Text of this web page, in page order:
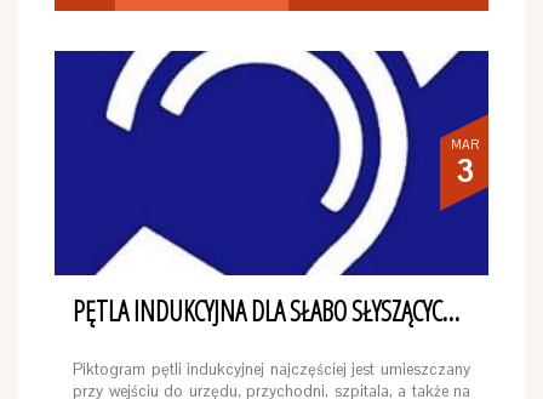
MAR
3
PĘTLA INDUKCYJNA DLA SŁABO SŁYSZĄCYCH W NASZYM KOŚCIELE
Piktogram pętli indukcyjnej najczęściej jest umieszczany
przy wejściu do urzędu, przychodni, szpitala, a także na